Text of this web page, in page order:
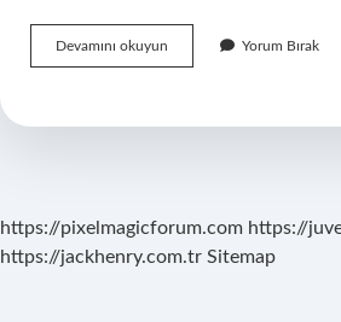
Devamını okuyun
Medyada
Demek
Yorum Bırak
https://pixelmagicforum.com https://
https://jackhenry.com.tr Sitemap